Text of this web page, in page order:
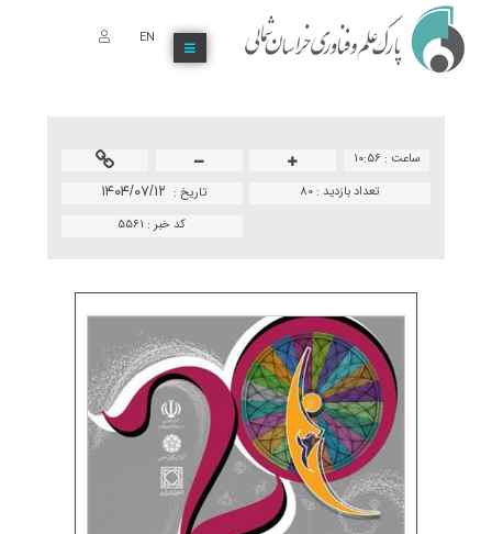
EN
ساعت : ۱۰:۵۶
تاريخ : ۱۴۰۴/۰۷/۱۲ تعداد بازدید : 80
کد خبر : ۵۵۶۱